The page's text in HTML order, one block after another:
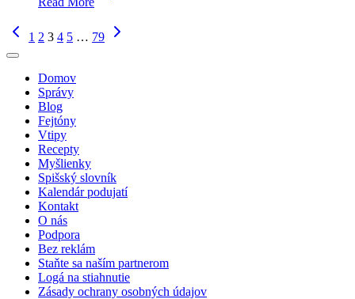
akcia
Polícia
v
Page
navigation
Previous
Page1 2 3 4 5 … 79
Next
Domov
Správy
Blog
Fejtóny
Vtipy
Recepty
Myšlienky
Spišský slovník
Kalendár podujatí
Kontakt
O nás
Podpora
Bez reklám
Staňte sa naším partnerom
Logá na stiahnutie
Zásady ochrany osobných údajov